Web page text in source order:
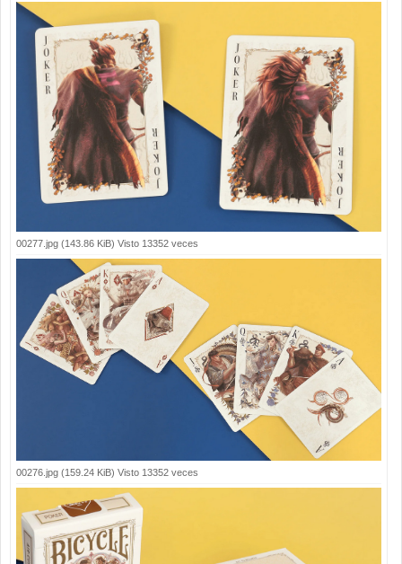
00277.jpg (143.86 KiB) Visto 13352 veces
00276.jpg (159.24 KiB) Visto 13352 veces